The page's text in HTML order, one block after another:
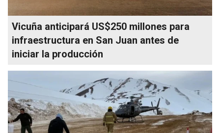
Vicuña anticipará US$250 millones para
infraestructura en San Juan antes de
iniciar la producción